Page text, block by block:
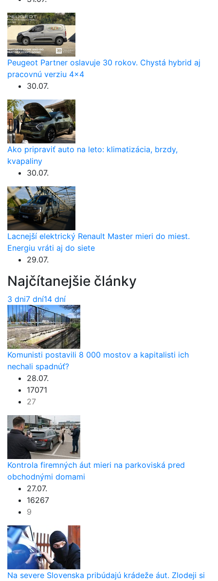
Peugeot Partner oslavuje 30 rokov. Chystá hybrid aj
pracovnú verziu 4×4
30.07.
Ako pripraviť auto na leto: klimatizácia, brzdy,
kvapaliny
30.07.
Lacnejší elektrický Renault Master mieri do miest.
Energiu vráti aj do siete
29.07.
Najčítanejšie články
3 dni7 dní14 dní
Komunisti postavili 8 000 mostov a kapitalisti ich
nechali spadnúť?
28.07.
17071
27
Kontrola firemných áut mieri na parkoviská pred
obchodnými domami
27.07.
16267
9
Na severe Slovenska pribúdajú krádeže áut. Zlodeji si